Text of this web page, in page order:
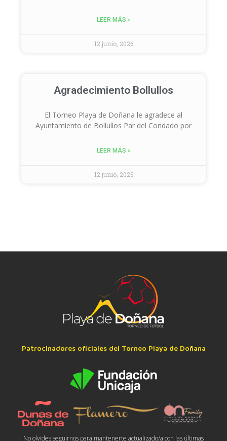
LEER MÁS »
12 junio, 2026
Agradecimiento Bollullos
El Torneo Playa de Doñana le agradece al
Ayuntamiento de Bollullos Par del Condado por
LEER MÁS »
12 junio, 2026
Patrocinadores oficiales del Torneo Playa de Doñana
No olvides seguirnos para mantenerte actualizado/a con las últimas